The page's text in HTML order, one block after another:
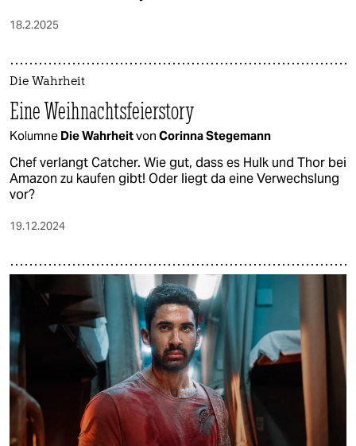
18.2.2025
Die Wahrheit
Eine Weihnachtsfeierstory
Kolumne Die Wahrheitvon Corinna Stegemann
Chef verlangt Catcher. Wie gut, dass es Hulk und Thor bei
Amazon zu kaufen gibt! Oder liegt da eine Verwechslung
vor?
19.12.2024